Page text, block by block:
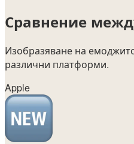
Сравнение
Изобразяване на
различни платформи.
Apple